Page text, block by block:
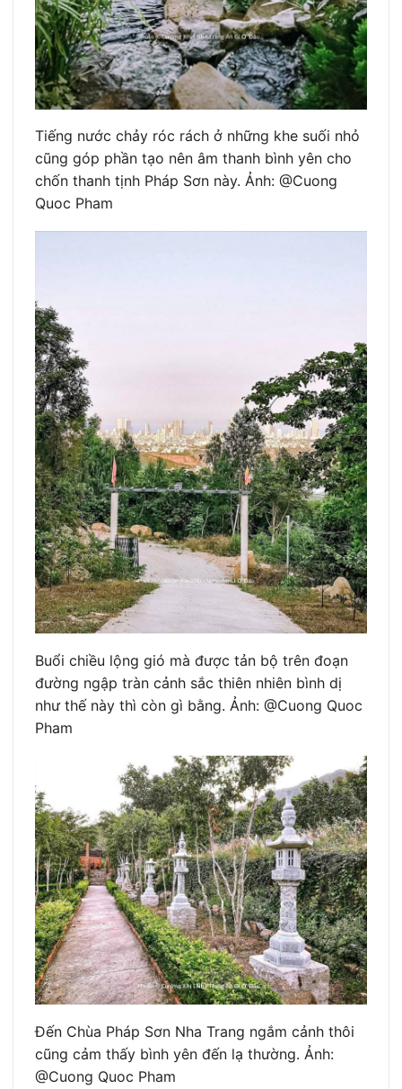
Tiếng nước chảy róc rách ở những khe suối nhỏ
cũng góp phần tạo nên âm thanh bình yên cho
chốn thanh tịnh Pháp Sơn này. Ảnh: @Cuong
Quoc Pham
Buổi chiều lộng gió mà được tản bộ trên đoạn
đường ngập tràn cảnh sắc thiên nhiên bình dị
như thế này thì còn gì bằng. Ảnh: @Cuong Quoc
Pham
Đến Chùa Pháp Sơn Nha Trang ngắm cảnh thôi
cũng cảm thấy bình yên đến lạ thường. Ảnh:
@Cuong Quoc Pham